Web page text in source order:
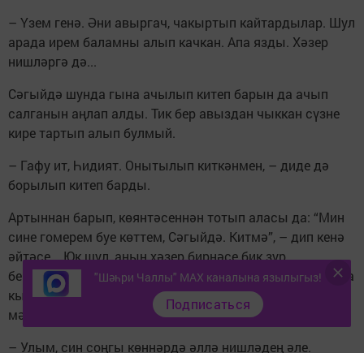
– Үзем генә. Әни авыргач, чакыртып кайтардылар. Шул
арада ирем баламны алып качкан. Апа язды. Хәзер
нишләргә дә...
Сәгыйдә шунда гына ачылып китеп барын да ачып
салганын аңлап алды. Тик бер авыздан чыккан сүзне
кире тартып алып булмый.
– Гафу ит, Һидият. Онытылып киткәнмен, – диде дә
борылып китеп барды.
Артыннан барып, көянтәсеннән тотып аласы да: “Мин
сине гомерем буе көттем, Сәгыйдә. Китмә”, – дип кенә
әйтәсе... Юк шул, аның хәзер бирнәсе бик зур,
берсеннән–берсе кечкенә биш баласы, хәерче Габдулла
кызы дип мыскыллаган, авылдан чыгып китәргә
мәҗбүр иткән урын өстендәге анасы бар.
– Улым, син соңгы көннәрдә әллә нишләдең әле.
"Шәһри Чаллы" MAX каналына язылыгыз!
Подписаться